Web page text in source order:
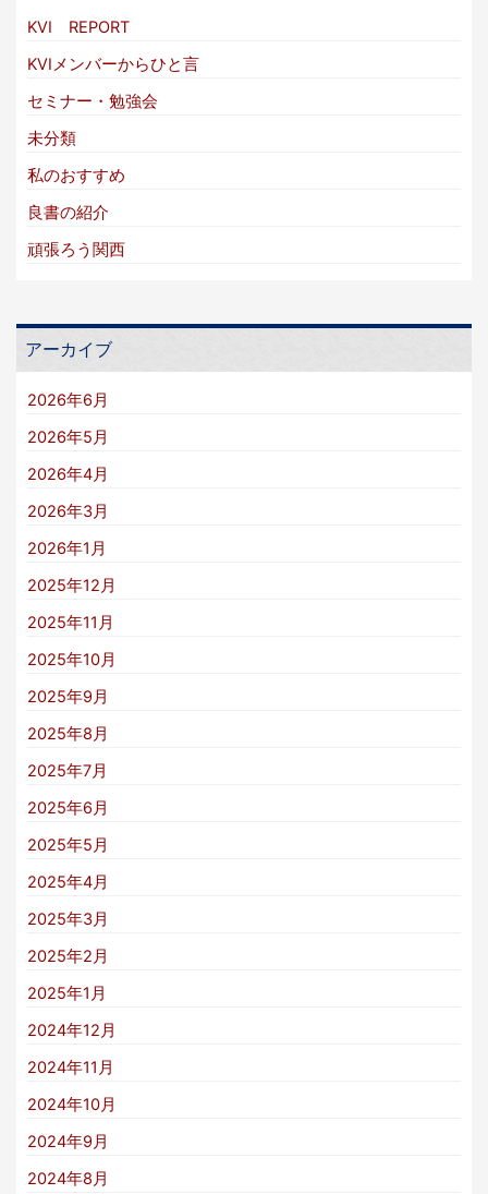
KVI REPORT
KVIメンバーからひと言
セミナー・勉強会
未分類
私のおすすめ
良書の紹介
頑張ろう関西
アーカイブ
2026年6月
2026年5月
2026年4月
2026年3月
2026年1月
2025年12月
2025年11月
2025年10月
2025年9月
2025年8月
2025年7月
2025年6月
2025年5月
2025年4月
2025年3月
2025年2月
2025年1月
2024年12月
2024年11月
2024年10月
2024年9月
2024年8月